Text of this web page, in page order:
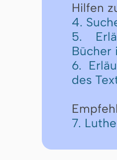
Hilfen
4.
5.
Bücher
6.
des
7.